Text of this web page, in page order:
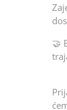
🤝